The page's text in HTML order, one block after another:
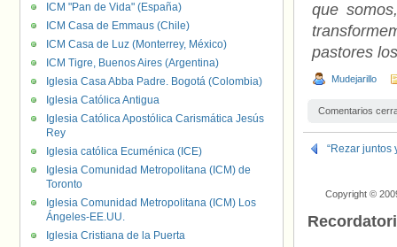
que
pastores
Mudejarillo
Comentarios
“Rezar juntos
Copyright ©
ICM "Pan de Vida" (España)
ICM Casa de Emmaus (Chile)
ICM Casa de Luz (Monterrey, México)
ICM Tigre, Buenos Aires (Argentina)
Iglesia Casa Abba Padre. Bogotá (Colombia)
Iglesia Católica Antigua
Iglesia Católica Apostólica Carismática Jesús
Rey
Iglesia católica Ecuménica (ICE)
Iglesia Comunidad Metropolitana (ICM) de
Toronto
Iglesia Comunidad Metropolitana (ICM) Los
Ángeles-EE.UU.
Iglesia Cristiana de la Puerta